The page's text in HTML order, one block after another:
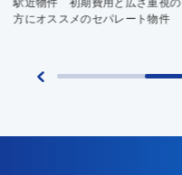
駅近物件 初期費用と広さ重視の
方にオススメのセパレート物件